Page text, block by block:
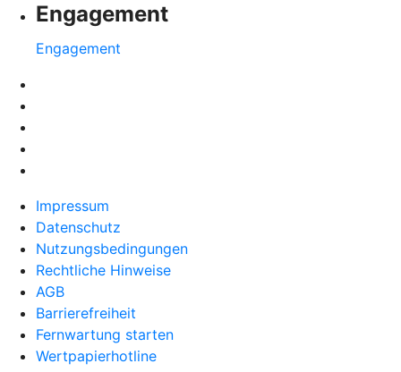
Engagement
Engagement
Impressum
Datenschutz
Nutzungsbedingungen
Rechtliche Hinweise
AGB
Barrierefreiheit
Fernwartung starten
Wertpapierhotline